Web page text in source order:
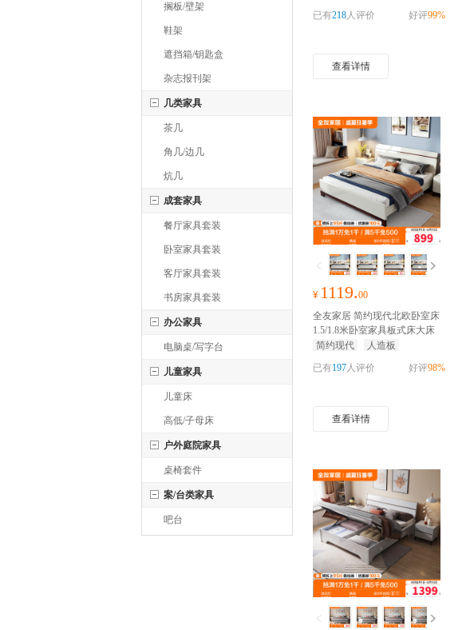
搁板/壁架
鞋架
遮挡箱/钥匙盒
杂志报刊架
几类家具
茶几
角几/边几
炕几
成套家具
餐厅家具套装
卧室家具套装
客厅家具套装
书房家具套装
办公家具
电脑桌/写字台
儿童家具
儿童床
高低/子母床
户外庭院家具
桌椅套件
案/台类家具
吧台
已有218人评价 好评99%
查看详情
¥ 1119.00
全友家居 简约现代北欧卧室床
1.5/1.8米卧室家具板式床大床
婚床卧室抢千元家装红包
简约现代
人造板
已有197人评价 好评98%
查看详情